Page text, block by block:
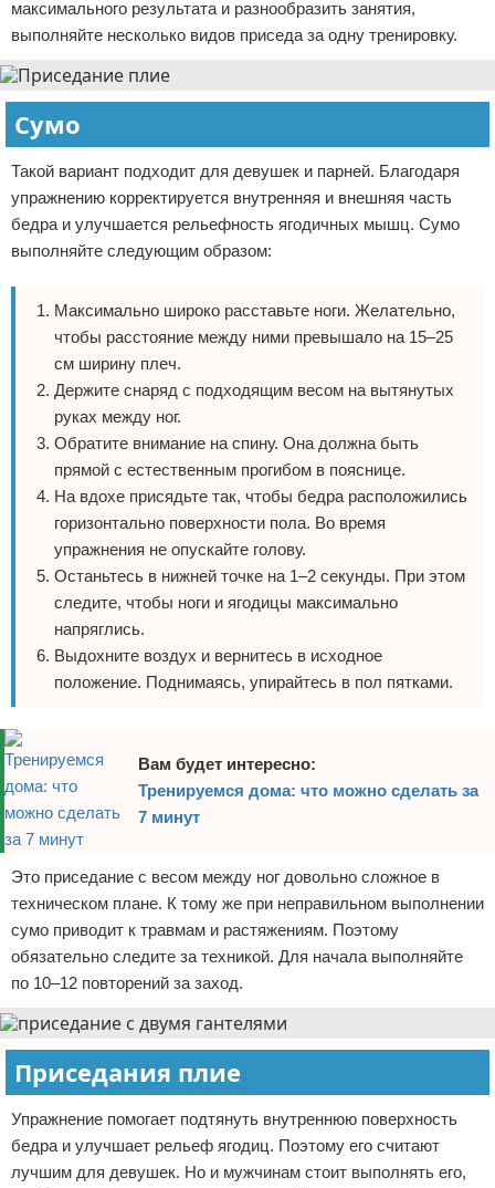
максимального результата и разнообразить занятия,
выполняйте несколько видов приседа за одну тренировку.
Сумо
Такой вариант подходит для девушек и парней. Благодаря
упражнению корректируется внутренняя и внешняя часть
бедра и улучшается рельефность ягодичных мышц. Сумо
выполняйте следующим образом:
Максимально широко расставьте ноги. Желательно,
чтобы расстояние между ними превышало на 15–25
см ширину плеч.
Держите снаряд с подходящим весом на вытянутых
руках между ног.
Обратите внимание на спину. Она должна быть
прямой с естественным прогибом в пояснице.
На вдохе присядьте так, чтобы бедра расположились
горизонтально поверхности пола. Во время
упражнения не опускайте голову.
Останьтесь в нижней точке на 1–2 секунды. При этом
следите, чтобы ноги и ягодицы максимально
напряглись.
Выдохните воздух и вернитесь в исходное
положение. Поднимаясь, упирайтесь в пол пятками.
Вам будет интересно:
Тренируемся дома: что можно сделать за
7 минут
Это приседание с весом между ног довольно сложное в
техническом плане. К тому же при неправильном выполнении
сумо приводит к травмам и растяжениям. Поэтому
обязательно следите за техникой. Для начала выполняйте
по 10–12 повторений за заход.
Приседания плие
Упражнение помогает подтянуть внутреннюю поверхность
бедра и улучшает рельеф ягодиц. Поэтому его считают
лучшим для девушек. Но и мужчинам стоит выполнять его,